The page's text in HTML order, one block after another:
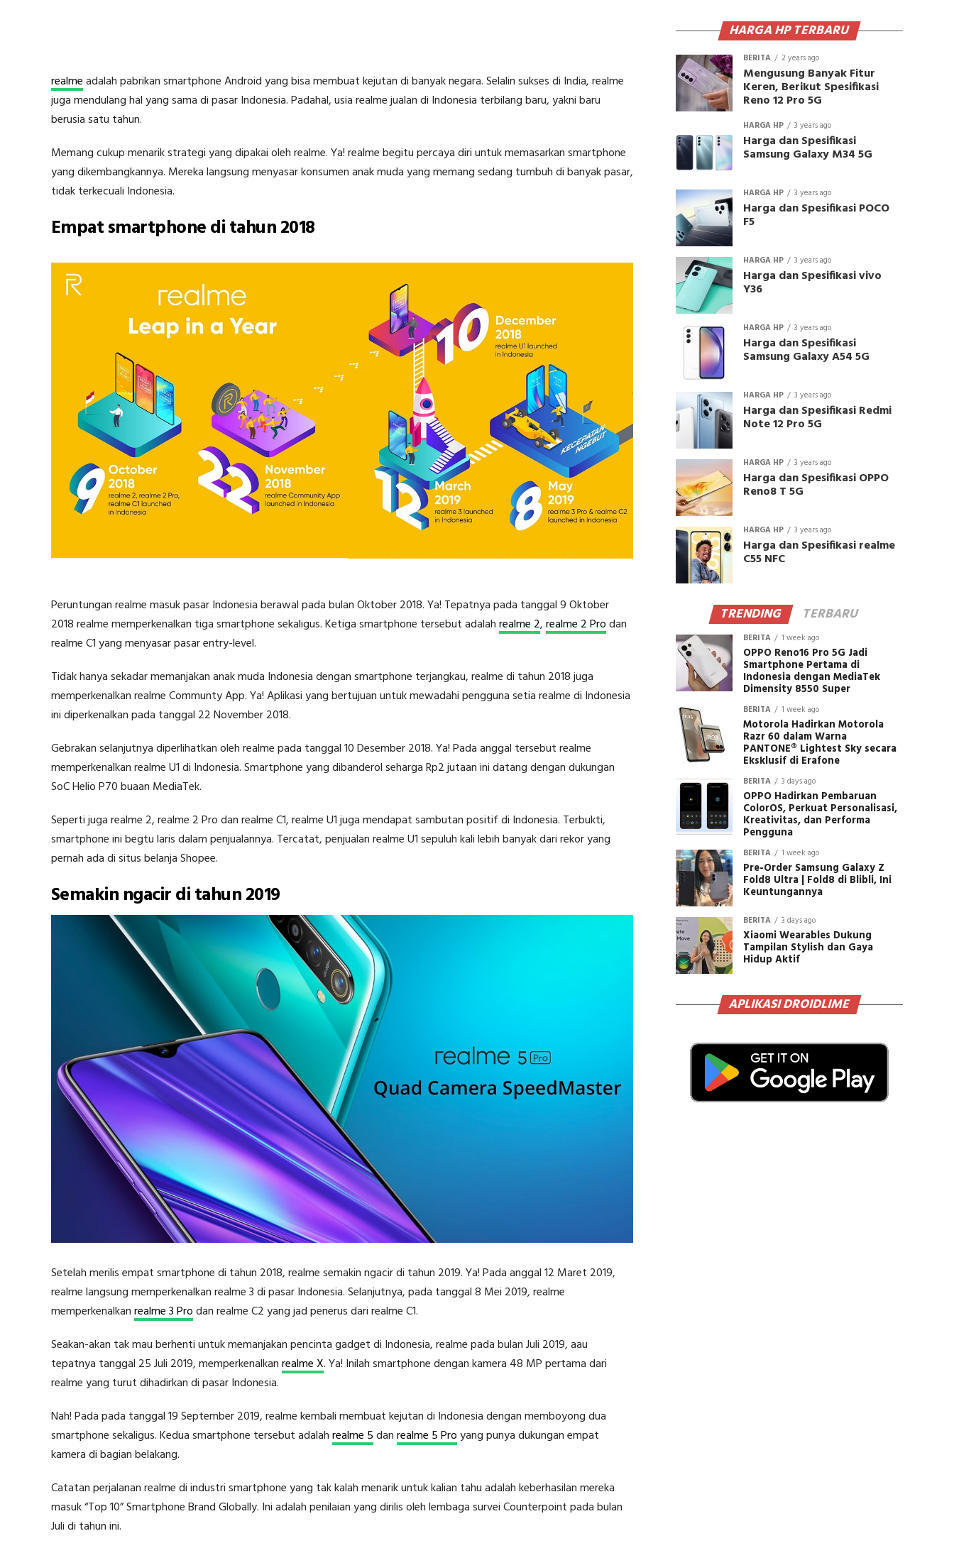
realmeadalah pabrikan smartphone Android yang bisa membuat kejutan di banyak negara. Selalin sukses di India, realme
juga mendulang hal yang sama di pasar Indonesia. Padahal, usia realme jualan di Indonesia terbilang baru, yakni baru
berusia satu tahun.
Memang cukup menarik strategi yang dipakai oleh realme. Ya! realme begitu percaya diri untuk memasarkan smartphone
yang dikembangkannya. Mereka langsung menyasar konsumen anak muda yang memang sedang tumbuh di banyak pasar,
tidak terkecuali Indonesia.
Empat smartphone di tahun 2018
Peruntungan realme masuk pasar Indonesia berawal pada bulan Oktober 2018. Ya! Tepatnya pada tanggal 9 Oktober
2018 realme memperkenalkan tiga smartphone sekaligus. Ketiga smartphone tersebut adalahrealme 2,realme 2 Prodan
realme C1 yang menyasar pasar entry-level.
Tidak hanya sekadar memanjakan anak muda Indonesia dengan smartphone terjangkau, realme di tahun 2018 juga
memperkenalkan realme Communty App. Ya! Aplikasi yang bertujuan untuk mewadahi pengguna setia realme di Indonesia
ini diperkenalkan pada tanggal 22 November 2018.
Gebrakan selanjutnya diperlihatkan oleh realme pada tanggal 10 Desember 2018. Ya! Pada anggal tersebut realme
memperkenalkan realme U1 di Indonesia. Smartphone yang dibanderol seharga Rp2 jutaan ini datang dengan dukungan
SoC Helio P70 buaan MediaTek.
Seperti juga realme 2, realme 2 Pro dan realme C1, realme U1 juga mendapat sambutan positif di Indonesia. Terbukti,
smartphone ini begtu laris dalam penjualannya. Tercatat, penjualan realme U1 sepuluh kali lebih banyak dari rekor yang
pernah ada di situs belanja Shopee.
Semakin ngacir di tahun 2019
Setelah merilis empat smartphone di tahun 2018, realme semakin ngacir di tahun 2019. Ya! Pada anggal 12 Maret 2019,
realme langsung memperkenalkan realme 3 di pasar Indonesia. Selanjutnya, pada tanggal 8 Mei 2019, realme
memperkenalkanrealme 3 Prodan realme C2 yang jad penerus dari realme C1.
Seakan-akan tak mau berhenti untuk memanjakan pencinta gadget di Indonesia, realme pada bulan Juli 2019, aau
tepatnya tanggal 25 Juli 2019, memperkenalkanrealme X. Ya! Inilah smartphone dengan kamera 48 MP pertama dari
realme yang turut dihadirkan di pasar Indonesia.
Nah! Pada pada tanggal 19 September 2019, realme kembali membuat kejutan di Indonesia dengan memboyong dua
smartphone sekaligus. Kedua smartphone tersebut adalahrealme 5danrealme 5 Proyang punya dukungan empat
kamera di bagian belakang.
Catatan perjalanan realme di industri smartphone yang tak kalah menarik untuk kalian tahu adalah keberhasilan mereka
masuk “Top 10” Smartphone Brand Globally. Ini adalah penilaian yang dirilis oleh lembaga survei Counterpoint pada bulan
Juli di tahun ini.
HARGA HP TERBARU
BERITA 2 years ago
Mengusung Banyak Fitur
Keren, Berikut Spesifikasi
Reno 12 Pro 5G
HARGA HP 3 years ago
Harga dan Spesifikasi
Samsung Galaxy M34 5G
HARGA HP 3 years ago
Harga dan Spesifikasi POCO
F5
HARGA HP 3 years ago
Harga dan Spesifikasi vivo
Y36
HARGA HP 3 years ago
Harga dan Spesifikasi
Samsung Galaxy A54 5G
HARGA HP 3 years ago
Harga dan Spesifikasi Redmi
Note 12 Pro 5G
HARGA HP 3 years ago
Harga dan Spesifikasi OPPO
Reno8 T 5G
HARGA HP 3 years ago
Harga dan Spesifikasi realme
C55 NFC
TRENDING TERBARU
BERITA 1 week ago
OPPO Reno16 Pro 5G Jadi
Smartphone Pertama di
Indonesia dengan MediaTek
Dimensity 8550 Super
BERITA 1 week ago
Motorola Hadirkan Motorola
Razr 60 dalam Warna
PANTONE® Lightest Sky secara
Eksklusif di Erafone
BERITA 3 days ago
OPPO Hadirkan Pembaruan
ColorOS, Perkuat Personalisasi,
Kreativitas, dan Performa
Pengguna
BERITA 1 week ago
Pre-Order Samsung Galaxy Z
Fold8 Ultra | Fold8 di Blibli, Ini
Keuntungannya
BERITA 3 days ago
Xiaomi Wearables Dukung
Tampilan Stylish dan Gaya
Hidup Aktif
APLIKASI DROIDLIME